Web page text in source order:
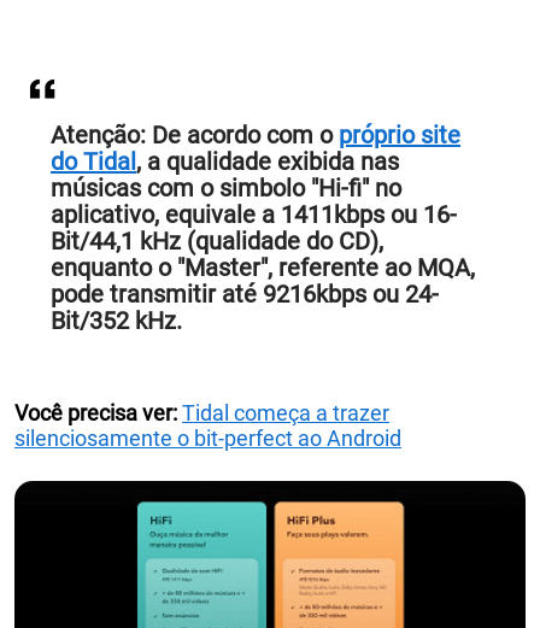
Atenção: De acordo com o próprio site
do Tidal , a qualidade exibida nas
músicas com o simbolo "Hi-fi" no
aplicativo, equivale a 1411kbps ou 16-
Bit/44,1 kHz (qualidade do CD),
enquanto o "Master", referente ao MQA,
pode transmitir até 9216kbps ou 24-
Bit/352 kHz.
Você precisa ver:Tidal começa a trazer
silenciosamente o bit-perfect ao Android